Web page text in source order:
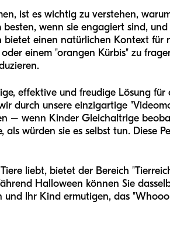
ist es wichtig zu verstehen,
wenn sie engagiert sind,
bietet einen natürlichen Kontext für
einem "orangen Kürbis" zu
effektive und freudige Lösung
durch unsere einzigartige
– wenn Kinder Gleichaltrige
würden sie es selbst tun. Diese
liebt, bietet der Bereich
Halloween können Sie
Ihr Kind ermutigen, das